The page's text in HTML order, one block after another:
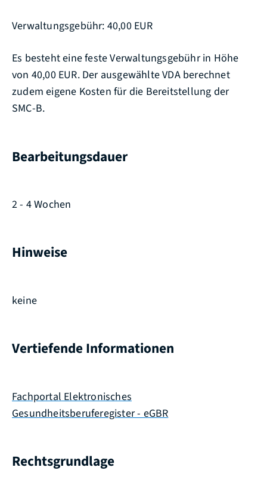
Verwaltungsgebühr: 40,00 EUR
Es besteht eine feste Verwaltungsgebühr in Höhe
von 40,00 EUR. Der ausgewählte VDA berechnet
zudem eigene Kosten für die Bereitstellung der
SMC-B.
Bearbeitungsdauer
2 - 4 Wochen
Hinweise
keine
Vertiefende Informationen
Fachportal Elektronisches
Gesundheitsberuferegister - eGBR
Rechtsgrundlage